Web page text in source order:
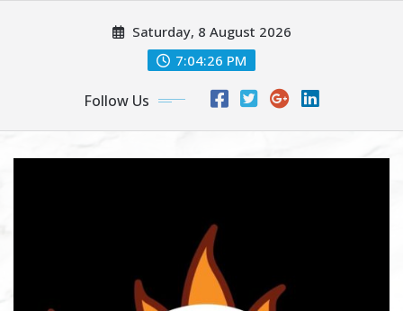
Saturday, 8 August 2026
7:04:27 PM
Follow Us